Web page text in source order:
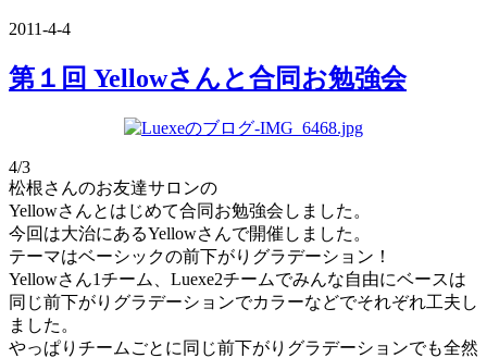
2011-4-4
第１回 Yellowさんと合同お勉強会
4/3
松根さんのお友達サロンの
Yellowさんとはじめて合同お勉強会しました。
今回は大治にあるYellowさんで開催しました。
テーマはベーシックの前下がりグラデーション！
Yellowさん1チーム、Luexe2チームでみんな自由にベースは
同じ前下がりグラデーションでカラーなどでそれぞれ工夫し
ました。
やっぱりチームごとに同じ前下がりグラデーションでも全然